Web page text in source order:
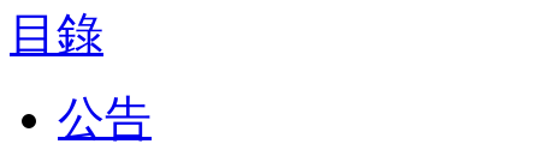
目錄
公告